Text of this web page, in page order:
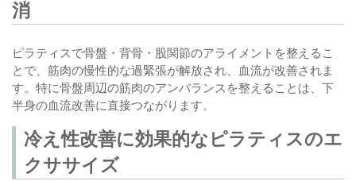
消
ピラティスで骨盤・背骨・股関節のアライメントを整えるこ
とで、筋肉の慢性的な過緊張が解放され、血流が改善されま
す。特に骨盤周辺の筋肉のアンバランスを整えることは、下
半身の血流改善に直接つながります。
冷え性改善に効果的なピラティスのエ
クササイズ